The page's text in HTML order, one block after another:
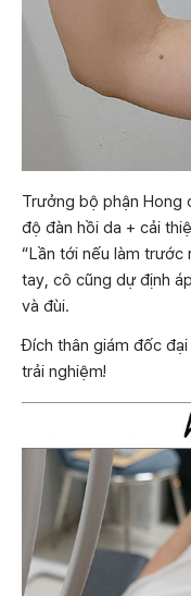
Trưởng bộ phận Hong
độ đàn hồi da + cải
“Lần tới nếu làm trước
tay, cô cũng dự định
và đùi.
Đích thân giám đốc
trải nghiệm!